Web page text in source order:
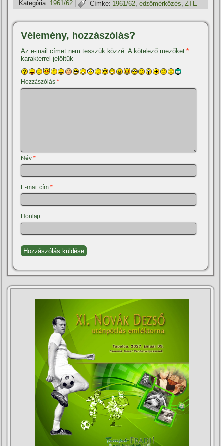
Kategória: 1961/62 | Címke: 1961/62 ,edzőmérkőzés ,ZTE
Vélemény, hozzászólás?
Az e-mail címet nem tesszük közzé. A kötelező mezőket*
karakterrel jelöltük
Hozzászólás*
Név*
E-mail cím*
Honlap